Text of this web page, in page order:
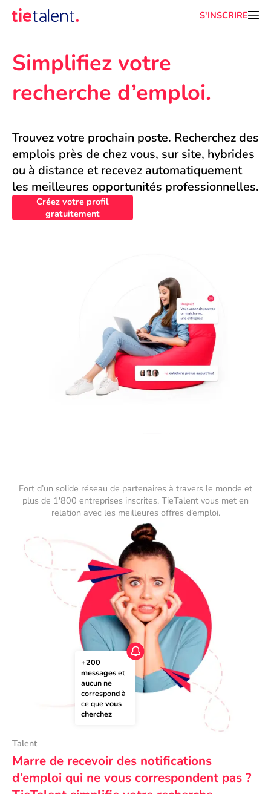
S'INSCRIRE
Simplifiez votre
recherche d’emploi.
Trouvez votre prochain poste. Recherchez des
emplois près de chez vous, sur site, hybrides
ou à distance et recevez automatiquement
les meilleures opportunités professionnelles.
Créez votre profil
gratuitement
Fort d’un solide réseau de partenaires à travers le monde et
plus de 1'800 entreprises inscrites, TieTalent vous met en
relation avec les meilleures offres d’emploi.
+200
messages et
aucun ne
correspond à
ce que vous
cherchez
Talent
Marre de recevoir des notifications
d’emploi qui ne vous correspondent pas ?